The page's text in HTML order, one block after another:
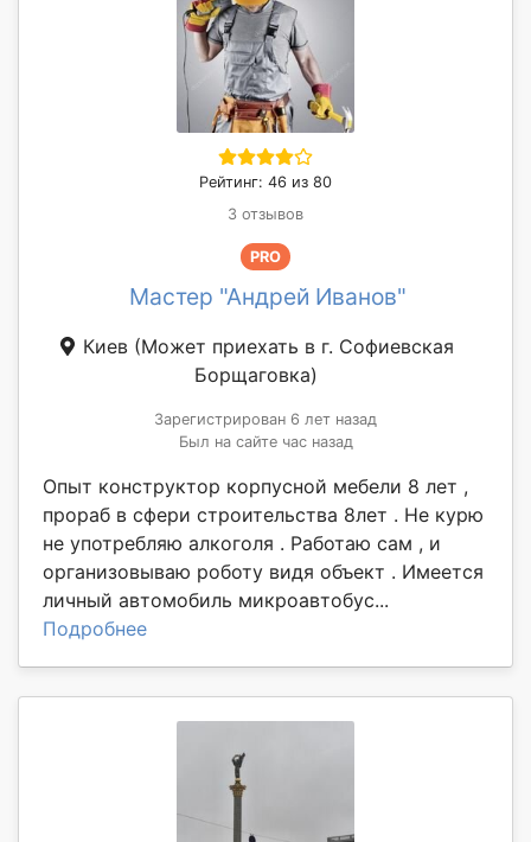
Рейтинг: 46 из 80
3 отзывов
PRO
Мастер "Андрей Иванов"
Киев (Может приехать в г. Софиевская
Борщаговка)
Зарегистрирован 6 лет назад
Был на сайте час назад
Опыт конструктор корпусной мебели 8 лет ,
прораб в сфери строительства 8лет . Не курю
не употребляю алкоголя . Работаю сам , и
организовываю роботу видя объект . Имеется
личный автомобиль микроавтобус...
Подробнее